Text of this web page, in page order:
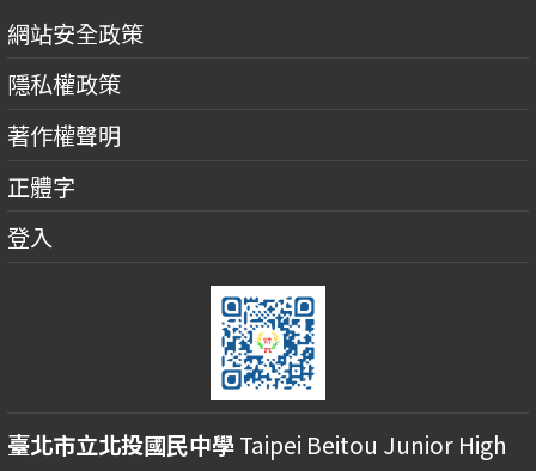
網站安全政策
隱私權政策
著作權聲明
正體字
登入
臺北市立北投國民中學Taipei Beitou Junior High